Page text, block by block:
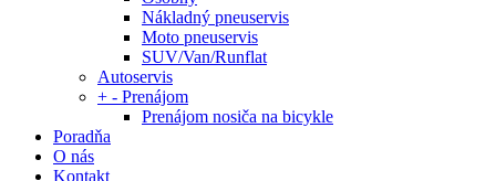
Nákladný pneuservis
Moto pneuservis
SUV/Van/Runflat
Autoservis
+ - Prenájom
Prenájom nosiča na bicykle
Poradňa
O nás
Kontakt